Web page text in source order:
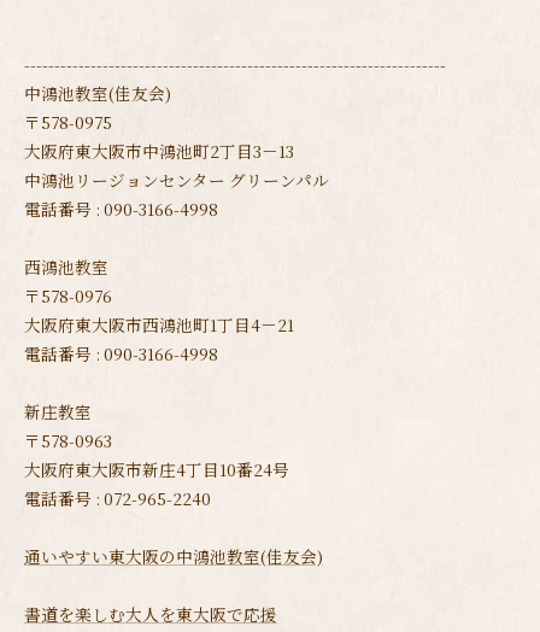
----------------------------------------------------------------------
中鴻池教室(佳友会)
〒578-0975
大阪府東大阪市中鴻池町2丁目3－13
中鴻池リージョンセンター グリーンパル
電話番号 : 090-3166-4998
西鴻池教室
〒578-0976
大阪府東大阪市西鴻池町1丁目4－21
電話番号 : 090-3166-4998
新庄教室
〒578-0963
大阪府東大阪市新庄4丁目10番24号
電話番号 : 072-965-2240
通いやすい東大阪の中鴻池教室(佳友会)
書道を楽しむ大人を東大阪で応援